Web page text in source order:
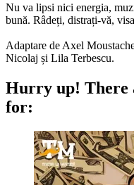
Nu va lipsi nici energia,
bună. Râdeți, distrați-vă,
Adaptare de Axel
Nicolaj și Lila Terbescu.
Hurry up! There
for: